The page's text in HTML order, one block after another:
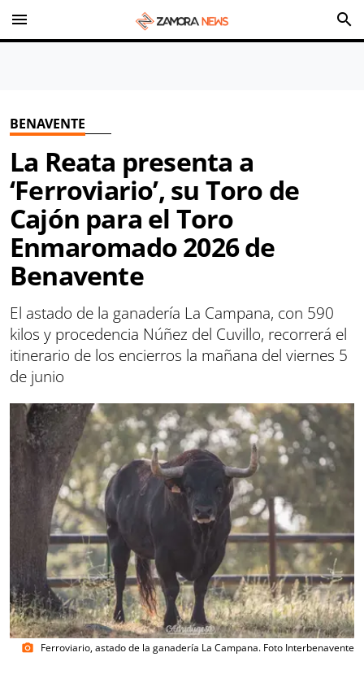
menu search
BENAVENTE
La Reata presenta a
‘Ferroviario’, su Toro de
Cajón para el Toro
Enmaromado 2026 de
Benavente
El astado de la ganadería La Campana, con 590
kilos y procedencia Núñez del Cuvillo, recorrerá el
itinerario de los encierros la mañana del viernes 5
de junio
photo_camera Ferroviario, astado de la ganadería La Campana. Foto Interbenavente